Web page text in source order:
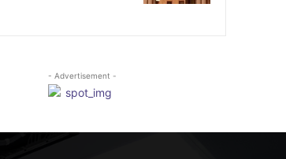
- Advertisement -